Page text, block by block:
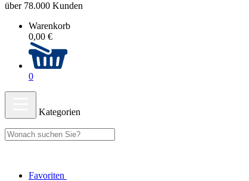
über 78.000 Kunden
Warenkorb
0,00 €
0
Kategorien
Favoriten